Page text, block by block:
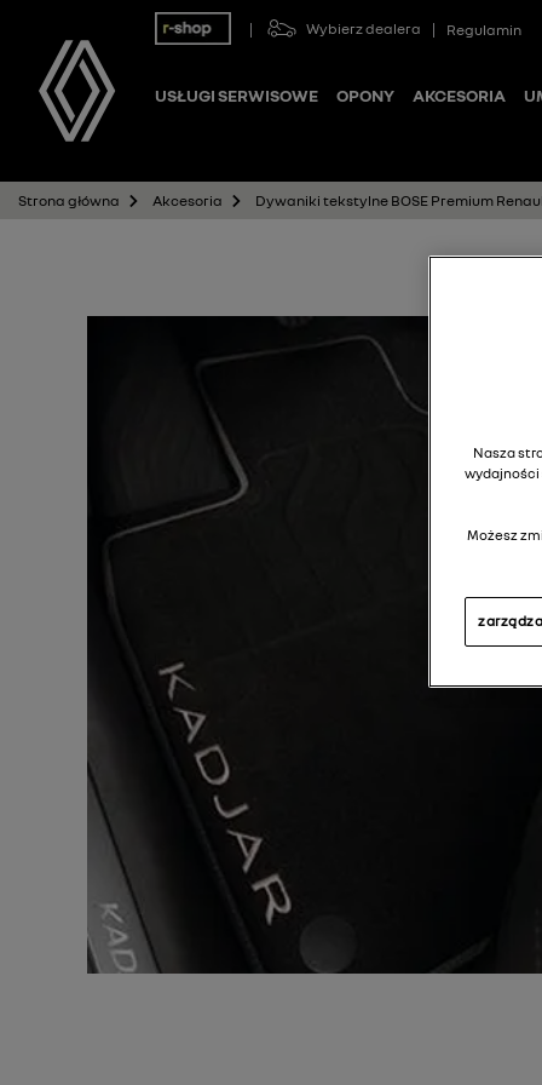
Wybierz dealera Regulamin
USŁUGI SERWISOWE OPONY AKCESORIA
Strona główna Akcesoria Dywaniki tekstylne BOSE Premium
Nasza
wydajności
Możesz